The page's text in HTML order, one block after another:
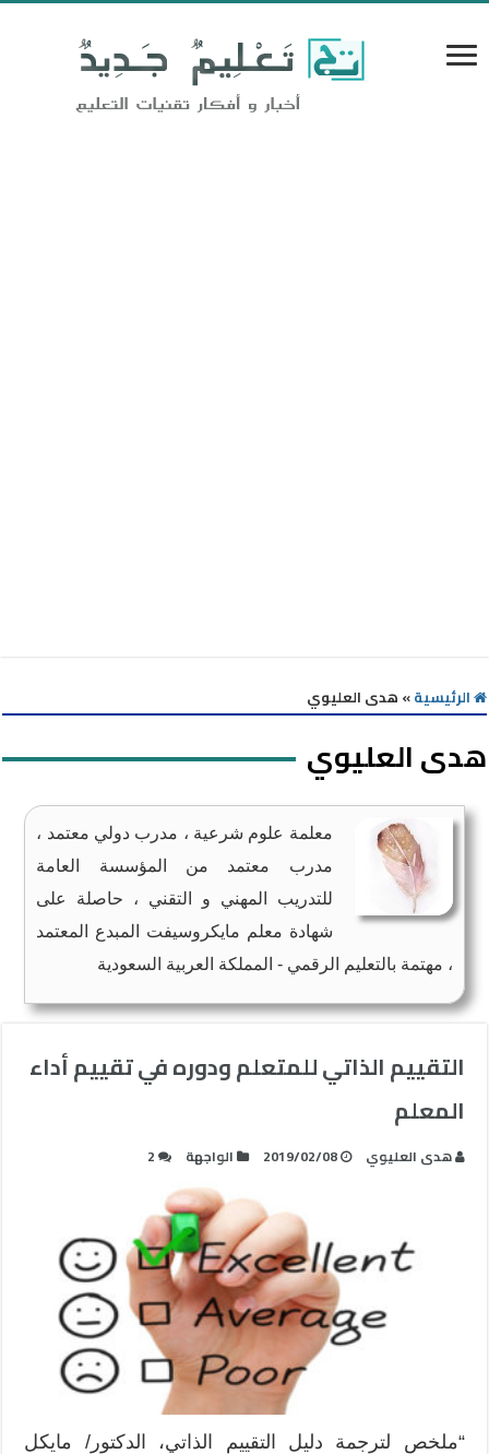
الرئيسية» هدى العليوي
هدى العليوي
معلمة علوم شرعية ، مدرب دولي معتمد ،
مدرب معتمد من المؤسسة العامة
للتدريب المهني و التقني ، حاصلة على
شهادة معلم مايكروسيفت المبدع المعتمد
، مهتمة بالتعليم الرقمي - المملكة العربية السعودية
التقييم الذاتي للمتعلم ودوره في تقييم أداء
المعلم
هدى العليوي 2019/02/08 الواجهة 2
“ملخص لترجمة دليل التقييم الذاتي، الدكتور/ مايكل